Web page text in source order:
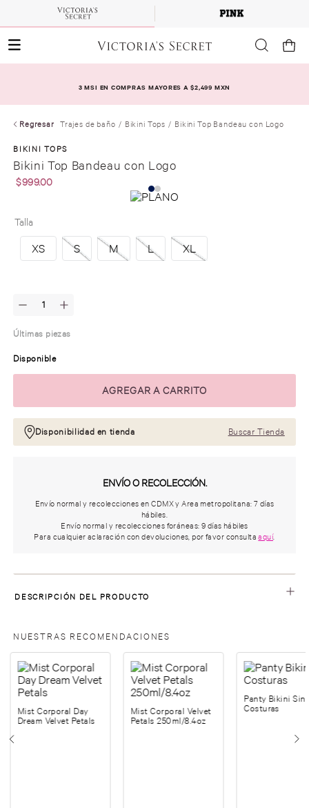
3 MSI EN COMPRAS MAYORES A $2,499 MXN
Regresar Trajes de baño Bikini Tops Bikini Top Bandeau con Logo
BIKINI TOPS
Bikini Top Bandeau con Logo
$999.00
Talla
XS S M L XL
Últimas piezas
Disponible
Disponibilidad en tienda Buscar Tienda
ENVÍO O RECOLECCIÓN.
Envío normal y recolecciones en CDMX y Area metropolitana: 7 días
hábiles.
Envío normal y recolecciones foráneas: 9 días hábiles
Para cualquier aclaración con devoluciones, por favor consultaaquí.
DESCRIPCIÓN DEL PRODUCTO
NUESTRAS RECOMENDACIONES
Mist Corporal Day
Dream Velvet Petals
Mist Corporal Velvet
Petals 250ml/8.4oz
Panty Bikini Sin
Costuras